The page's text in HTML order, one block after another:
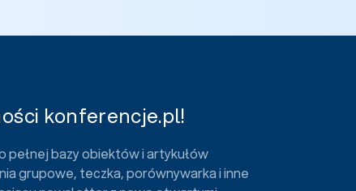
konferencje.pl!
bazy obiektów i artykułów
grupowe, teczka, porównywarka i inne